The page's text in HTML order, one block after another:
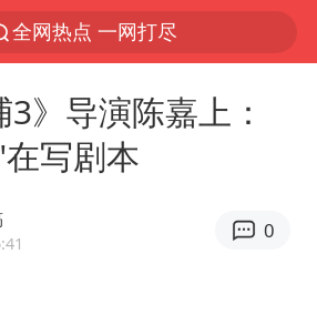
全网热点 一网打尽
》导演陈嘉上：
写剧本
0